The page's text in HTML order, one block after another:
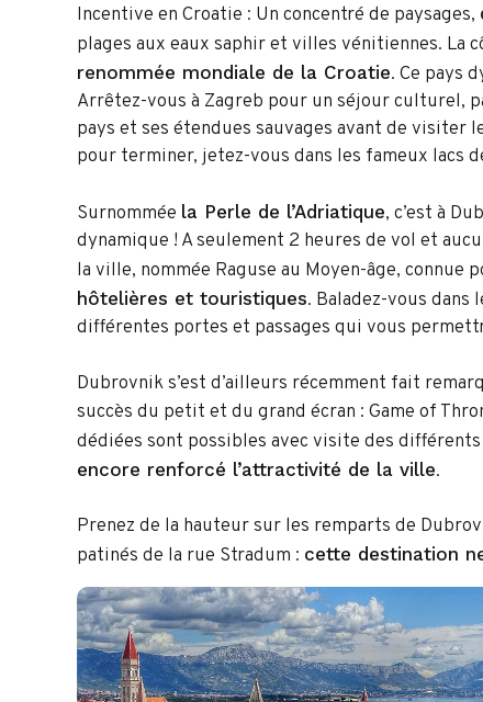
Incentive en Croatie : Un concentré de paysages,
plages aux eaux saphir et villes vénitiennes.
renommée mondiale de la Croatie. Ce pays
Arrêtez-vous à Zagreb pour un séjour culturel,
pays et ses étendues sauvages avant de visiter
pour terminer, jetez-vous dans les fameux lacs
Surnommée la Perle de l’Adriatique, c’est à
dynamique ! A seulement 2 heures de vol et
la ville, nommée Raguse au Moyen-âge, connue
hôtelières et touristiques. Baladez-vous
différentes portes et passages qui vous
Dubrovnik s’est d’ailleurs récemment fait
succès du petit et du grand écran : Game of
dédiées sont possibles avec visite des
encore renforcé l’attractivité de la ville.
Prenez de la hauteur sur les remparts de
patinés de la rue Stradum : cette destination